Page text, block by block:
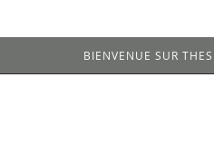
ALLEZ
BIENVENUE SUR
# ENTREZ